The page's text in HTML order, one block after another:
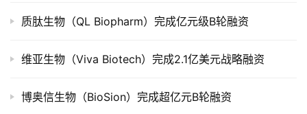
质肽生物（QL Biopharm）完成亿元级B轮融资
维亚生物（Viva Biotech）完成2.1亿美元战略融资
博奥信生物（BioSion）完成超亿元B轮融资